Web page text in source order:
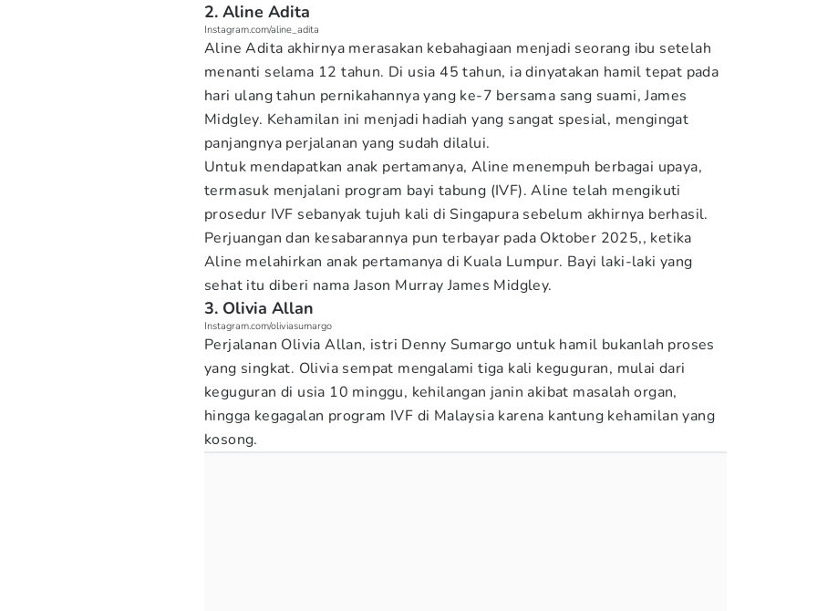
2. Aline Adita
Instagram.com/aline_adita
Aline Adita akhirnya merasakan kebahagiaan menjadi seorang ibu setelah
menanti selama 12 tahun. Di usia 45 tahun, ia dinyatakan hamil tepat pada
hari ulang tahun pernikahannya yang ke-7 bersama sang suami, James
Midgley. Kehamilan ini menjadi hadiah yang sangat spesial, mengingat
panjangnya perjalanan yang sudah dilalui.
Untuk mendapatkan anak pertamanya, Aline menempuh berbagai upaya,
termasuk menjalani program bayi tabung (IVF). Aline telah mengikuti
prosedur IVF sebanyak tujuh kali di Singapura sebelum akhirnya berhasil.
Perjuangan dan kesabarannya pun terbayar pada Oktober 2025,, ketika
Aline melahirkan anak pertamanya di Kuala Lumpur. Bayi laki-laki yang
sehat itu diberi nama Jason Murray James Midgley.
3. Olivia Allan
Instagram.com/oliviasumargo
Perjalanan Olivia Allan, istri Denny Sumargo untuk hamil bukanlah proses
yang singkat. Olivia sempat mengalami tiga kali keguguran, mulai dari
keguguran di usia 10 minggu, kehilangan janin akibat masalah organ,
hingga kegagalan program IVF di Malaysia karena kantung kehamilan yang
kosong.